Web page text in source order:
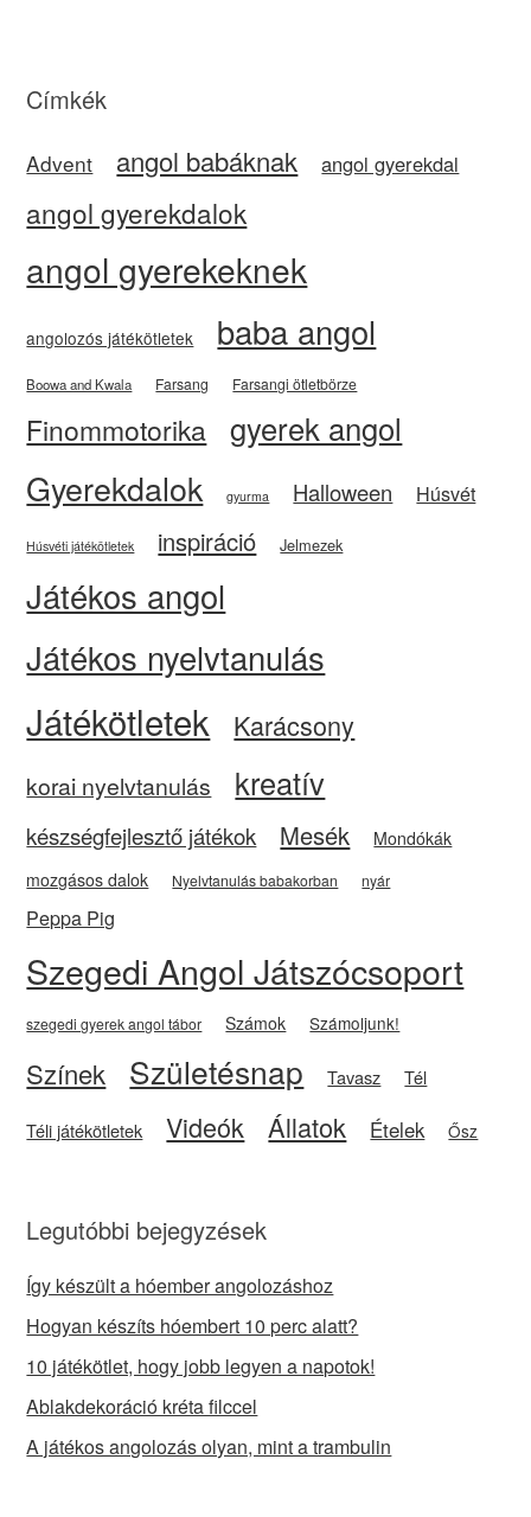
Címkék
Advent angol babáknak angol gyerekdal
angol gyerekdalok
angol gyerekeknek
angolozós játékötletek baba angol
Boowa and Kwala Farsang Farsangi ötletbörze
Finommotorika gyerek angol
Gyerekdalok gyurma Halloween Húsvét
Húsvéti játékötletek inspiráció Jelmezek
Játékos angol
Játékos nyelvtanulás
Játékötletek Karácsony
korai nyelvtanulás kreatív
készségfejlesztő játékok Mesék
Mondókák
mozgásos dalok
Nyelvtanulás babakorban nyár
Peppa Pig
Szegedi Angol Játszócsoport
szegedi gyerek angol tábor Számok Számoljunk!
Színek Születésnap Tavasz Tél
Téli játékötletek Videók Állatok Ételek Ősz
Legutóbbi bejegyzések
Így készült a hóember angolozáshoz
Hogyan készíts hóembert 10 perc alatt?
10 játékötlet, hogy jobb legyen a napotok!
Ablakdekoráció kréta filccel
A játékos angolozás olyan, mint a trambulin